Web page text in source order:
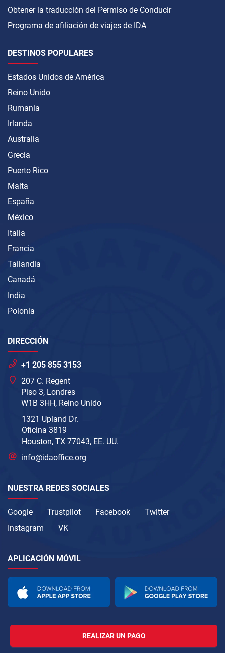
Obtener la traducción del Permiso de Conducir
Programa de afiliación de viajes de IDA
DESTINOS POPULARES
Estados Unidos de América
Reino Unido
Rumania
Irlanda
Australia
Grecia
Puerto Rico
Malta
España
México
Italia
Francia
Tailandia
Canadá
India
Polonia
DIRECCIÓN
+1 205 855 3153
207 C. Regent
Piso 3, Londres
W1B 3HH, Reino Unido
1321 Upland Dr.
Oficina 3819
Houston, TX 77043, EE. UU.
info@idaoffice.org
NUESTRA REDES SOCIALES
Google Trustpilot Facebook
Twitter
Instagram
VK
APLICACIÓN MÓVIL
REALIZAR UN PAGO